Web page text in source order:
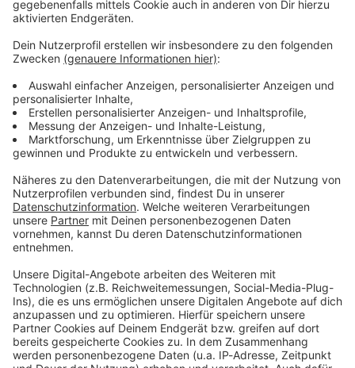
Verpass' nichts mehr - mit unserem kostenlosen
ANTENNE BAYERN Newsletter. Ob Nachrichten,
Lifestyle oder unsere neuesten Aktionen - wir
informieren dich.
Zum Newsletter anmelden
Du möchtest uns etwas sagen?
Kontaktformular
Sprachnachricht